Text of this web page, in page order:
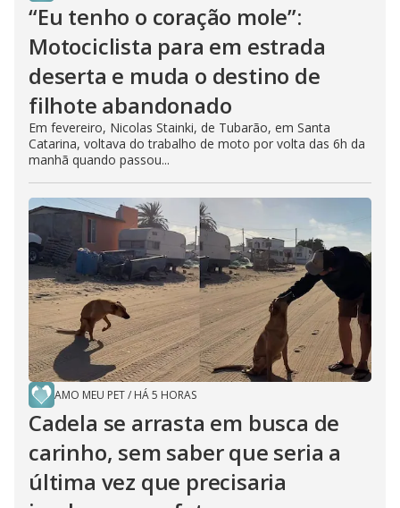
“Eu tenho o coração mole”:
Motociclista para em estrada
deserta e muda o destino de
filhote abandonado
Em fevereiro, Nicolas Stainki, de Tubarão, em Santa
Catarina, voltava do trabalho de moto por volta das 6h da
manhã quando passou...
AMO MEU PET/ HÁ 5 HORAS
Cadela se arrasta em busca de
carinho, sem saber que seria a
última vez que precisaria